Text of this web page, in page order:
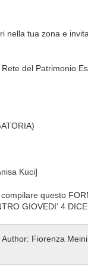
nella tua zona e
del Patrimonio
Kuci]
questo
GIOVEDI' 4
Fiorenza